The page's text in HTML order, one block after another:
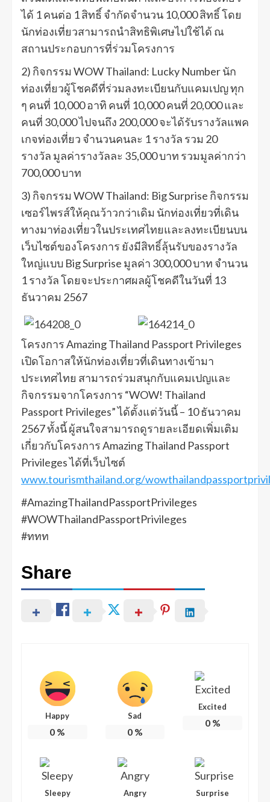
ได้ 1 คนต่อ 1 สิทธิ์ จำกัดจำนวน 10,000 สิทธิ์ โดย
นักท่องเที่ยวสามารถนำสิทธิพิเศษไปใช้ได้ ณ
สถานประกอบการที่ร่วมโครงการ
2) กิจกรรม WOW Thailand: Lucky Number นัก
ท่องเที่ยวผู้โชคดีที่ร่วมลงทะเบียนกับแคมเปญ ทุก
ๆ คนที่ 10,000 อาทิ คนที่ 10,000 คนที่ 20,000 และ
คนที่ 30,000 ไปจนถึง 200,000 จะได้รับรางวัลแพค
เกจท่องเที่ยว จำนวนคนละ 1 รางวัล รวม 20
รางวัล มูลค่ารางวัลละ 35,000 บาท รวมมูลค่ากว่า
700,000 บาท
3) กิจกรรม WOW Thailand: Big Surprise กิจกรรม
เซอร์ไพรส์ให้คุณว้าวกว่าเดิม นักท่องเที่ยวที่เดิน
ทางมาท่องเที่ยวในประเทศไทยและลงทะเบียนบน
เว็บไซต์ของโครงการ ยังมีสิทธิ์ลุ้นรับของรางวัล
ใหญ่แบบ Big Surprise มูลค่า 300,000 บาท จำนวน
1 รางวัล โดยจะประกาศผลผู้โชคดีในวันที่ 13
ธันวาคม 2567
โครงการ Amazing Thailand Passport Privileges
เปิดโอกาสให้นักท่องเที่ยวที่เดินทางเข้ามา
ประเทศไทย สามารถร่วมสนุกกับแคมเปญและ
กิจกรรมจากโครงการ “WOW! Thailand
Passport Privileges” ได้ตั้งแต่วันนี้ – 10 ธันวาคม
2567 ทั้งนี้ ผู้สนใจสามารถดูรายละเอียดเพิ่มเติม
เกี่ยวกับโครงการ Amazing Thailand Passport
Privileges ได้ที่เว็บไซต์
www.tourismthailand.org/
#AmazingThailandPassportPrivileges
#WOWThailandPassportPrivileges
#ททท
Share
Happy
0 %
Sad
0%
Excited
0%
Sleepy Angry Surprise